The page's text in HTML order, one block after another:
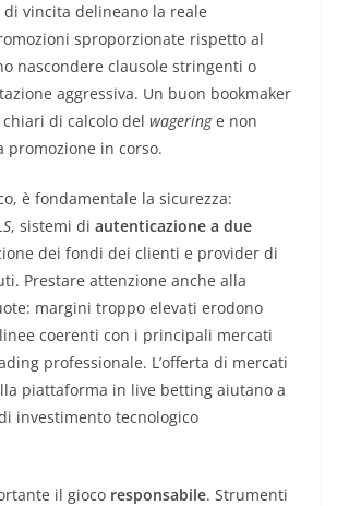
di vincita delineano la reale
sproporzionate rispetto al
nascondere clausole stringenti o
aggressiva. Un buon bookmaker
di calcolo del wageringe non
promozione in corso.
è fondamentale la sicurezza:
, sistemi di autenticazione a due
dei fondi dei clienti e provider di
Prestare attenzione anche alla
margini troppo elevati erodono
coerenti con i principali mercati
professionale. L’offerta di mercati
piattaforma in live betting aiutano a
investimento tecnologico
il gioco responsabile. Strumenti